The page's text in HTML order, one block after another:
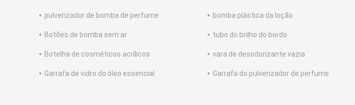
pulverizador de bomba de perfume bomba plástica da loção
Botões de bomba sem ar tubo do brilho do bordo
Botelha de cosméticos acrílicos vara de desodorizante vazia
Garrafa de vidro do óleo essencial Garrafa do pulverizador de perfume